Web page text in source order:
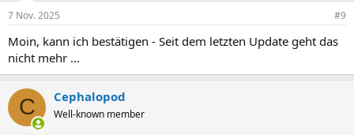
7 Nov. 2025 #9
Moin, kann ich bestätigen - Seit dem letzten Update geht das
nicht mehr …
C Cephalopod
Well-known member